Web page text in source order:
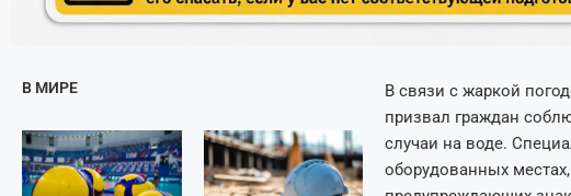
В МИРЕ
В связи с жаркой
призвал граждан
случаи на воде.
оборудованных